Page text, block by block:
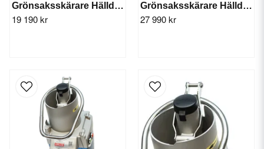
Grönsaksskärare Hällde RG-100 3-fas
19 190 kr
Grönsaksskärare Hällde RG-200 1-fas
27 990 kr